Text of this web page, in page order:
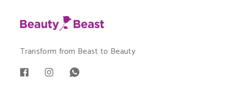
Transform from Beast to Beauty